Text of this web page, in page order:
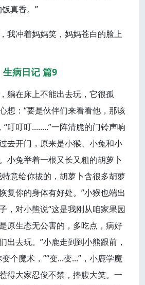
真香。”
我冲着妈妈笑，妈妈苍白的脸上
生病日记 篇9
躺在床上不能出去玩，它很孤
想：“要是伙伴们来看看他，那该
“叮叮叮........”一阵清脆的门铃声响
去开门，原来是小猴、小兔和小
小兔举着一根又长又粗的胡萝卜
意给你拔的，胡萝卜含很多胡萝
复你的身体有好处。”小猴也端出
，对小熊说“这是我刚从咱家果园
原生态无公害的，多吃点，病好
出去玩。”小鹿走到到小熊跟前，
个魔术，”“变...变...”，小鹿学魔
得大家忍俊不禁，捧腹大笑。一